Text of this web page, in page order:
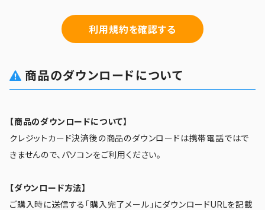
利用規約を確認する
商品のダウンロードについて
【商品のダウンロードについて】
クレジットカード決済後の商品のダウンロードは携帯電話ではで
きませんので、パソコンをご利用ください。
【ダウンロード方法】
ご購入時に送信する「購入完了メール」にダウンロードURLを記載